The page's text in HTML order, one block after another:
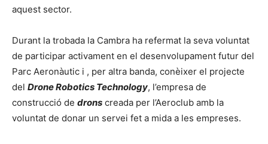
aquest sector.
Durant la trobada la Cambra ha refermat la seva voluntat
de participar activament en el desenvolupament futur del
Parc Aeronàutic i , per altra banda, conèixer el projecte
del Drone Robotics Technology, l’empresa de
construcció de drons creada per l’Aeroclub amb la
voluntat de donar un servei fet a mida a les empreses.